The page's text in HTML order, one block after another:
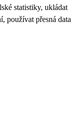
statistiky, ukládat
používat přesná data